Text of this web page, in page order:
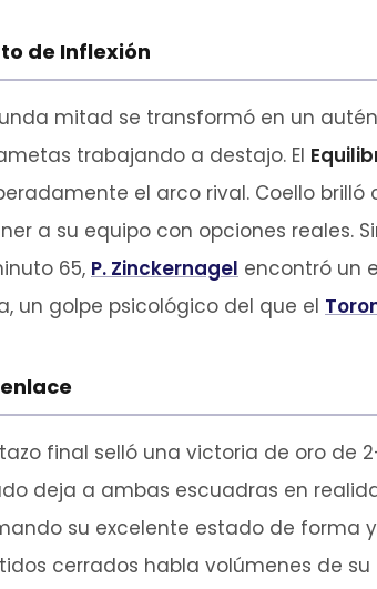
de Inflexión
mitad se transformó en un
trabajando a destajo. El
el arco rival. Coello
a su equipo con opciones reales.
65, P. Zinckernagel encontró un
un golpe psicológico del que el
final selló una victoria de oro de
deja a ambas escuadras en
su excelente estado de forma
cerrados habla volúmenes de